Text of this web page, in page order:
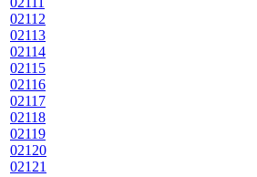
02112
02113
02114
02115
02116
02117
02118
02119
02120
02121